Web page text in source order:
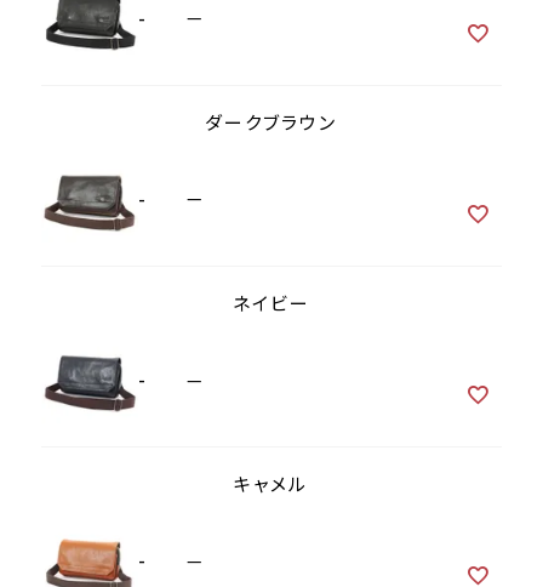
- —
ダークブラウン
- —
ネイビー
- —
キャメル
- —